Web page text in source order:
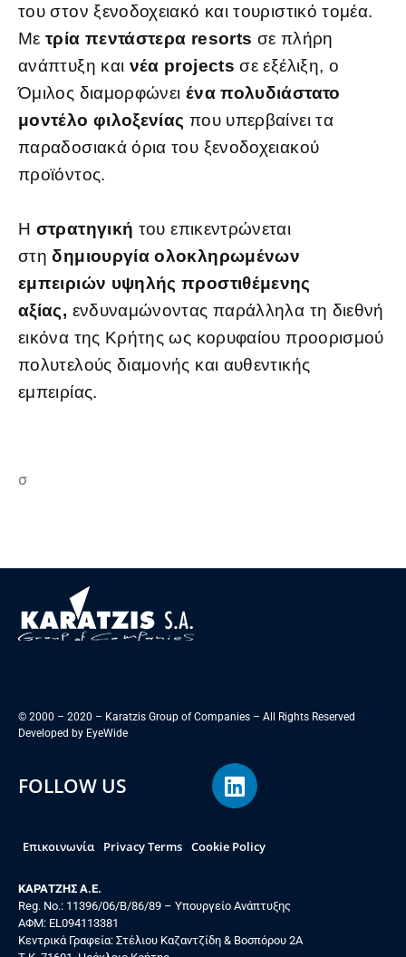
του στον ξενοδοχειακό και τουριστικό τομέα.
Μετρία πεντάστερα resorts σε πλήρη
ανάπτυξη και νέα projects σε εξέλιξη, ο
Όμιλος διαμορφώνει ένα πολυδιάστατο
μοντέλο φιλοξενίας που υπερβαίνει τα
παραδοσιακά όρια του ξενοδοχειακού
προϊόντος.
Η στρατηγική του επικεντρώνεται
στη δημιουργία ολοκληρωμένων
εμπειριών υψηλής προστιθέμενης
αξίας, ενδυναμώνοντας παράλληλα τη διεθνή
εικόνα της Κρήτης ως κορυφαίου προορισμού
πολυτελούς διαμονής και αυθεντικής
εμπειρίας.
σ
© 2000 – 2020 – Karatzis Group of Companies – All Rights Reserved
Developed by EyeWide
FOLLOW US
Επικοινωνία Privacy Terms Cookie Policy
ΚΑΡΑΤΖΗΣ Α.Ε.
Reg. No.: 11396/06/B/86/89 – Υπουργείο Ανάπτυξης
ΑΦΜ: EL094113381
Κεντρικά Γραφεία: Στέλιου Καζαντζίδη & Βοσπόρου 2Α